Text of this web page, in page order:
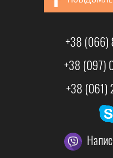
+38 (066)
+38 (097)
+38 (061)